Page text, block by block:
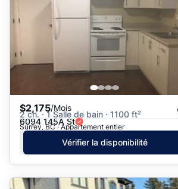
Date: les plus récents d’abord
Date: les plus anciens d’abord
Prix - $$$ à $
Prix - $ à $$$
$2,175/Mois
2 ch. · 1 Salle de bain · 1100 ft²
6094 145A St
Surrey, BC · Appartement entier
Vérifier la disponibilité